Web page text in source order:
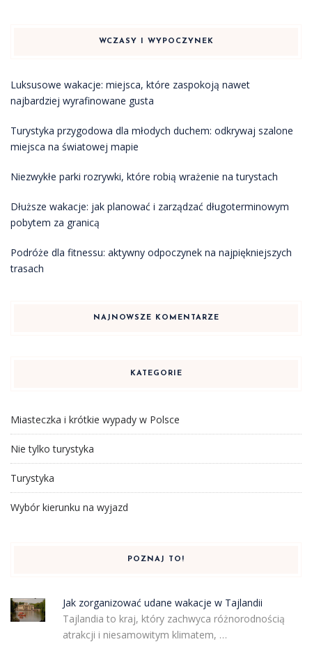
WCZASY I WYPOCZYNEK
Luksusowe wakacje: miejsca, które zaspokoją nawet
najbardziej wyrafinowane gusta
Turystyka przygodowa dla młodych duchem: odkrywaj szalone
miejsca na światowej mapie
Niezwykłe parki rozrywki, które robią wrażenie na turystach
Dłuższe wakacje: jak planować i zarządzać długoterminowym
pobytem za granicą
Podróże dla fitnessu: aktywny odpoczynek na najpiękniejszych
trasach
NAJNOWSZE KOMENTARZE
KATEGORIE
Miasteczka i krótkie wypady w Polsce
Nie tylko turystyka
Turystyka
Wybór kierunku na wyjazd
POZNAJ TO!
Jak zorganizować udane wakacje w Tajlandii
Tajlandia to kraj, który zachwyca różnorodnością
atrakcji i niesamowitym klimatem, …